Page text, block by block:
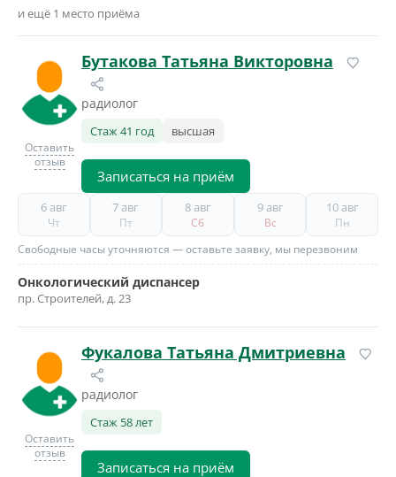
и ещё 1 место приёма
Оставить
отзыв
Бутакова Татьяна Викторовна
радиолог
Стаж 41 год высшая
Записаться на приём
6 авг
Чт
7 авг
Пт
8 авг
Сб
9 авг
Вс
10 авг
Пн
Свободные часы уточняются — оставьте заявку, мы перезвоним
Онкологический диспансер
пр. Строителей, д. 23
Оставить
отзыв
Фукалова Татьяна Дмитриевна
радиолог
Стаж 58 лет
Записаться на приём